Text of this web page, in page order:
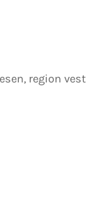
region vest